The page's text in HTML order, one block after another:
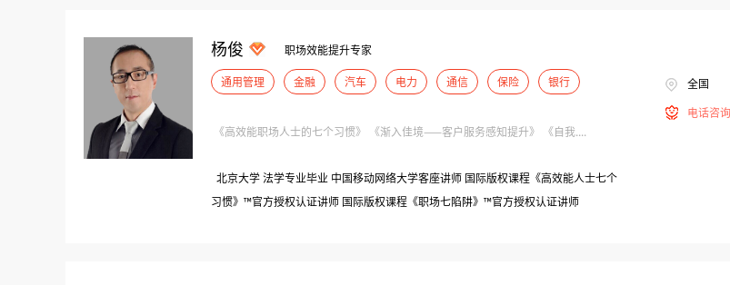
杨俊 职场效能提升专家
通用管理 金融 汽车 电力 通信 保险 银行
《高效能职场人士的七个习惯》 《渐入佳境——客户服务感知提升》 《自我....
北京大学 法学专业毕业 中国移动网络大学客座讲师 国际版权课程《高效能人士七个
习惯》™官方授权认证讲师 国际版权课程《职场七陷阱》™官方授权认证讲师
全国
电话咨